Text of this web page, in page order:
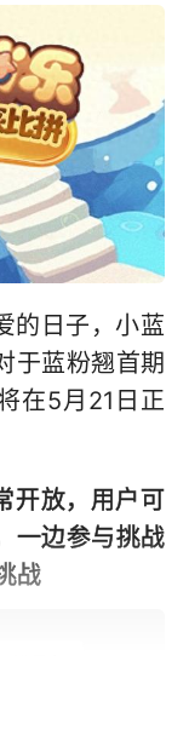
的日子，小蓝
于蓝粉翘首期
在5月21日正
开放，用户可
一边参与挑战
战